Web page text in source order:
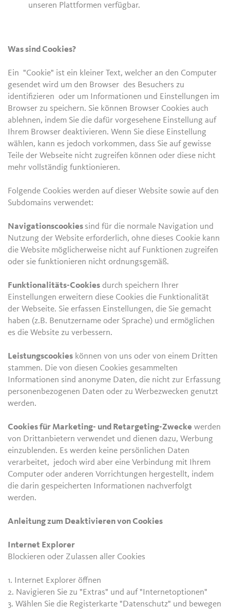
unseren Plattformen verfügbar.
Was sind Cookies?
Ein "Cookie" ist ein kleiner Text, welcher an den Computer
gesendet wird um den Browser des Besuchers zu
identifizieren oder um Informationen und Einstellungen im
Browser zu speichern. Sie können Browser Cookies auch
ablehnen, indem Sie die dafür vorgesehene Einstellung auf
Ihrem Browser deaktivieren. Wenn Sie diese Einstellung
wählen, kann es jedoch vorkommen, dass Sie auf gewisse
Teile der Webseite nicht zugreifen können oder diese nicht
mehr vollständig funktionieren.
Folgende Cookies werden auf dieser Website sowie auf den
Subdomains verwendet:
Navigationscookies sind für die normale Navigation und
Nutzung der Website erforderlich, ohne dieses Cookie kann
die Website möglicherweise nicht auf Funktionen zugreifen
oder sie funktionieren nicht ordnungsgemäß.
Funktionalitäts-Cookies durch speichern Ihrer
Einstellungen erweitern diese Cookies die Funktionalität
der Webseite. Sie erfassen Einstellungen, die Sie gemacht
haben (z.B. Benutzername oder Sprache) und ermöglichen
es die Website zu verbessern.
Leistungscookies können von uns oder von einem Dritten
stammen. Die von diesen Cookies gesammelten
Informationen sind anonyme Daten, die nicht zur Erfassung
personenbezogenen Daten oder zu Werbezwecken genutzt
werden.
Cookies für Marketing- und Retargeting-Zwecke werden
von Drittanbietern verwendet und dienen dazu, Werbung
einzublenden. Es werden keine persönlichen Daten
verarbeitet, jedoch wird aber eine Verbindung mit Ihrem
Computer oder anderen Vorrichtungen hergestellt, indem
die darin gespeicherten Informationen nachverfolgt
werden.
Anleitung zum Deaktivieren von Cookies
Internet Explorer
Blockieren oder Zulassen aller Cookies
1. Internet Explorer öffnen
2. Navigieren Sie zu "Extras" und auf "Internetoptionen"
3. Wählen Sie die Registerkarte "Datenschutz" und bewegen